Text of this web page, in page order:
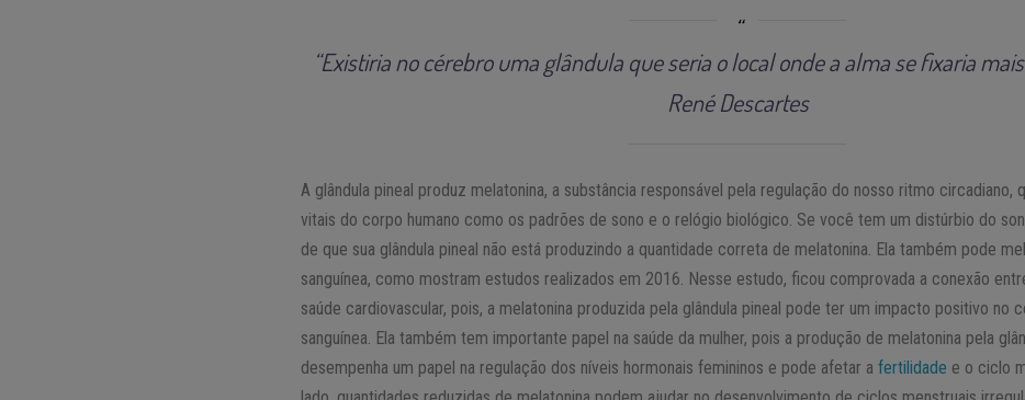
“Existiria no cérebro uma glândula que seria o local onde a alma se fixaria
René Descartes
A glândula pineal produz melatonina, a substância responsável pela regulação do nosso ritmo circadiano,
vitais do corpo humano como os padrões de sono e o relógio biológico. Se você tem um distúrbio do
de que sua glândula pineal não está produzindo a quantidade correta de melatonina. Ela também pode
sanguínea, como mostram estudos realizados em 2016. Nesse estudo, ficou comprovada a conexão
saúde cardiovascular, pois, a melatonina produzida pela glândula pineal pode ter um impacto positivo no
sanguínea. Ela também tem importante papel na saúde da mulher, pois a produção de melatonina pela
desempenha um papel na regulação dos níveis hormonais femininos e pode afetar afertilidade e o ciclo